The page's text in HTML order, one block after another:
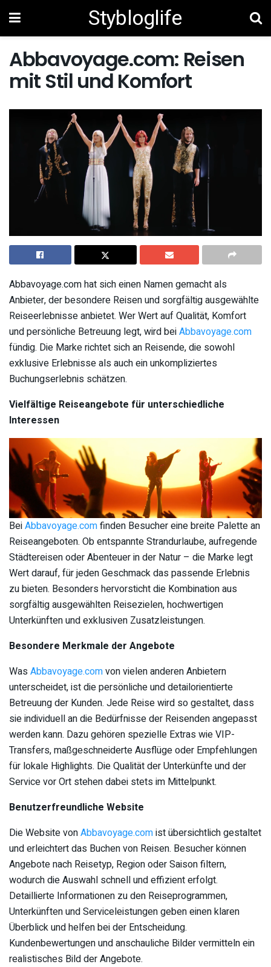
Stybloglife
Abbavoyage.com: Reisen
mit Stil und Komfort
Abbavoyage.com hat sich einen Namen gemacht als
Anbieter, der besondere Reisen und sorgfältig ausgewählte
Reiseerlebnisse anbietet. Wer Wert auf Qualität, Komfort
und persönliche Betreuung legt, wird beiAbbavoyage.com
fündig. Die Marke richtet sich an Reisende, die sowohl
exklusive Erlebnisse als auch ein unkompliziertes
Buchungserlebnis schätzen.
Vielfältige Reiseangebote für unterschiedliche
Interessen
BeiAbbavoyage.comfinden Besucher eine breite Palette an
Reiseangeboten. Ob entspannte Strandurlaube, aufregende
Städtereisen oder Abenteuer in der Natur – die Marke legt
Wert darauf, für jeden Geschmack das passende Erlebnis
zu bieten. Besonders hervorsticht die Kombination aus
sorgfältig ausgewählten Reisezielen, hochwertigen
Unterkünften und exklusiven Zusatzleistungen.
Besondere Merkmale der Angebote
WasAbbavoyage.comvon vielen anderen Anbietern
unterscheidet, ist die persönliche und detailorientierte
Betreuung der Kunden. Jede Reise wird so gestaltet, dass
sie individuell an die Bedürfnisse der Reisenden angepasst
werden kann. Dazu gehören spezielle Extras wie VIP-
Transfers, maßgeschneiderte Ausflüge oder Empfehlungen
für lokale Highlights. Die Qualität der Unterkünfte und der
Service vor Ort stehen dabei stets im Mittelpunkt.
Benutzerfreundliche Website
Die Website vonAbbavoyage.comist übersichtlich gestaltet
und erleichtert das Buchen von Reisen. Besucher können
Angebote nach Reisetyp, Region oder Saison filtern,
wodurch die Auswahl schnell und effizient erfolgt.
Detaillierte Informationen zu den Reiseprogrammen,
Unterkünften und Serviceleistungen geben einen klaren
Überblick und helfen bei der Entscheidung.
Kundenbewertungen und anschauliche Bilder vermitteln ein
realistisches Bild der Angebote.